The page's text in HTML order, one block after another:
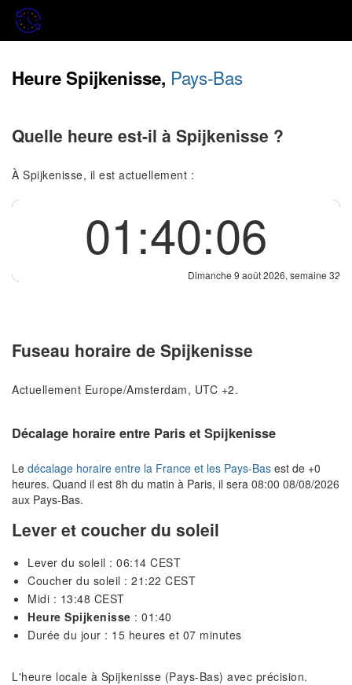
Heure Spijkenisse, Pays-Bas
Quelle heure est-il à Spijkenisse ?
À Spijkenisse, il est actuellement :
01:40:06
Dimanche 9 août 2026, semaine 32
Fuseau horaire de Spijkenisse
Actuellement Europe/Amsterdam, UTC +2.
Décalage horaire entre Paris et Spijkenisse
Le décalage horaire entre la France et les Pays-Bas est de +0
heures. Quand il est 8h du matin à Paris, il sera 08:00 08/08/2026
aux Pays-Bas.
Lever et coucher du soleil
Lever du soleil : 06:14 CEST
Coucher du soleil : 21:22 CEST
Midi : 13:48 CEST
Heure Spijkenisse : 01:40
Durée du jour : 15 heures et 07 minutes
L'heure locale à Spijkenisse (Pays-Bas) avec précision.